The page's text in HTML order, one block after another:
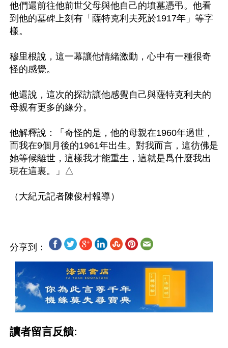
他們還前往他前世父母與他自己的墳墓憑弔。他看
到他的墓碑上刻有「薩特克利夫死於1917年」等字
樣。
穆里根說，這一幕讓他情緒激動，心中有一種很奇
怪的感覺。
他還說，這次的探訪讓他感覺自己與薩特克利夫的
母親有更多的緣分。
他解釋說：「奇怪的是，他的母親在1960年過世，
而我在9個月後的1961年出生。對我而言，這彷佛是
她等候離世，這樣我才能重生，這就是爲什麼我出
現在這裏。」△
分享到：
讀者留言反饋: